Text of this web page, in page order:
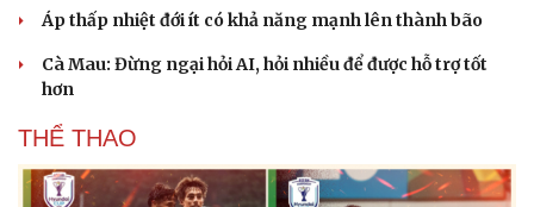
Áp thấp nhiệt đới ít có khả năng mạnh lên thành bão
Cà Mau: Đừng ngại hỏi AI, hỏi nhiều để được hỗ trợ tốt
hơn
THỂ THAO